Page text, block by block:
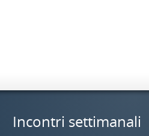
Incontri settimanali